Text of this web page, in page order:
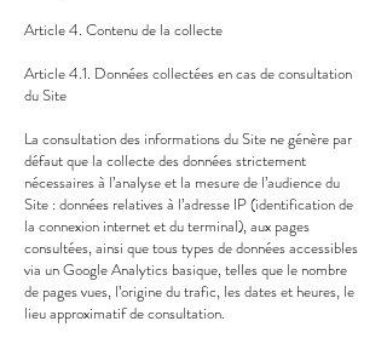
Article 4. Contenu de la collecte
Article 4.1. Données collectées en cas de consultation
du Site
La consultation des informations du Site ne génère par
défaut que la collecte des données strictement
nécessaires à l’analyse et la mesure de l’audience du
Site : données relatives à l’adresse IP (identification de
la connexion internet et du terminal), aux pages
consultées, ainsi que tous types de données accessibles
via un Google Analytics basique, telles que le nombre
de pages vues, l’origine du trafic, les dates et heures, le
lieu approximatif de consultation.